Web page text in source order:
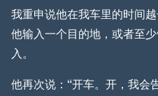
我重申说他在我车里的时间
他输入一个目的地，或者至
入。
他再次说：“开车。开，我会